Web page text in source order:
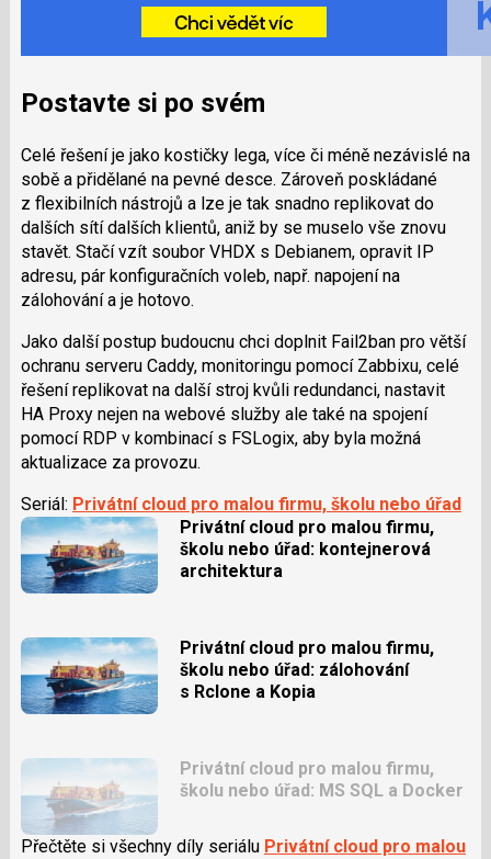
Postavte si po svém
Celé řešení je jako kostičky lega, více či méně nezávislé na
sobě a přidělané na pevné desce. Zároveň poskládané
z flexibilních nástrojů a lze je tak snadno replikovat do
dalších sítí dalších klientů, aniž by se muselo vše znovu
stavět. Stačí vzít soubor VHDX s Debianem, opravit IP
adresu, pár konfiguračních voleb, např. napojení na
zálohování a je hotovo.
Jako další postup budoucnu chci doplnit Fail2ban pro větší
ochranu serveru Caddy, monitoringu pomocí Zabbixu, celé
řešení replikovat na další stroj kvůli redundanci, nastavit
HA Proxy nejen na webové služby ale také na spojení
pomocí RDP v kombinací s FSLogix, aby byla možná
aktualizace za provozu.
Seriál: Privátní cloud pro malou firmu, školu nebo úřad
Privátní cloud pro malou firmu,
školu nebo úřad: kontejnerová
architektura
Privátní cloud pro malou firmu,
školu nebo úřad: zálohování
s Rclone a Kopia
Privátní cloud pro malou firmu,
školu nebo úřad: MS SQL a Docker
Přečtěte si všechny díly seriálu Privátní cloud pro malou